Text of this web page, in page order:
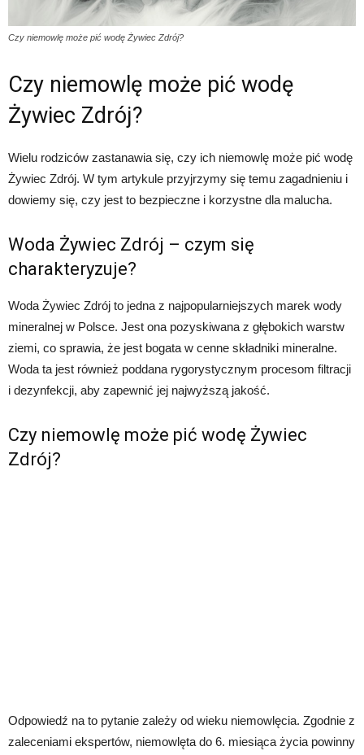
Czy niemowlę może pić wodę Żywiec Zdrój?
Czy niemowlę może pić wodę
Żywiec Zdrój?
Wielu rodziców zastanawia się, czy ich niemowlę może pić wodę
Żywiec Zdrój. W tym artykule przyjrzymy się temu zagadnieniu i
dowiemy się, czy jest to bezpieczne i korzystne dla malucha.
Woda Żywiec Zdrój – czym się
charakteryzuje?
Woda Żywiec Zdrój to jedna z najpopularniejszych marek wody
mineralnej w Polsce. Jest ona pozyskiwana z głębokich warstw
ziemi, co sprawia, że jest bogata w cenne składniki mineralne.
Woda ta jest również poddana rygorystycznym procesom filtracji
i dezynfekcji, aby zapewnić jej najwyższą jakość.
Czy niemowlę może pić wodę Żywiec
Zdrój?
Odpowiedź na to pytanie zależy od wieku niemowlęcia. Zgodnie z
zaleceniami ekspertów, niemowlęta do 6. miesiąca życia powinny